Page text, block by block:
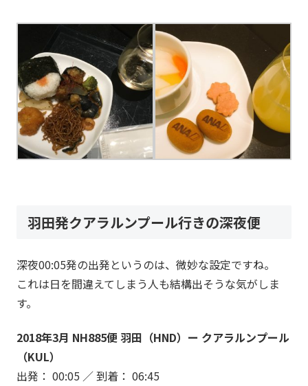
羽田発クアラルンプール行きの深夜便
深夜00:05発の出発というのは、微妙な設定ですね。
これは日を間違えてしまう人も結構出そうな気がしま
す。
2018年3月 NH885便 羽田（HND）ー クアラルンプール
（KUL）
出発： 00:05 ／ 到着： 06:45